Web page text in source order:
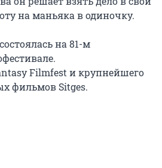
на маньяка в одиночку.
на 81-м
Filmfest и крупнейшего
фильмов Sitges.